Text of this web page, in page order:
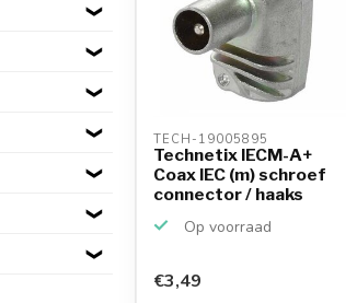
TECH-19005895
Technetix IECM-A+
Coax IEC (m) schroef
connector / haaks
Op voorraad
€3,49